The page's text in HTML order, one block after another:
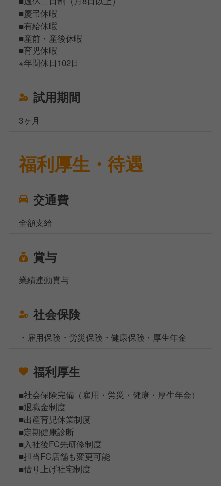
■慶弔休暇
■有給休暇
■産前・産後休暇
■育児休暇
※年間休日102日
試用期間
3ヶ月
福利厚生・待遇
交通費
全額支給
賞与
業績連動賞与
社会保険
・雇用保険・労災保険・健康保険・厚生年金
福利厚生
■社会保険完備（雇用・労災・健康・厚生年金）
■退職金制度
■出産育児休業制度
■定期健康診断
■入社後FC先研修制度
■担当FC店舗も変更可能
■借り上げ社宅制度